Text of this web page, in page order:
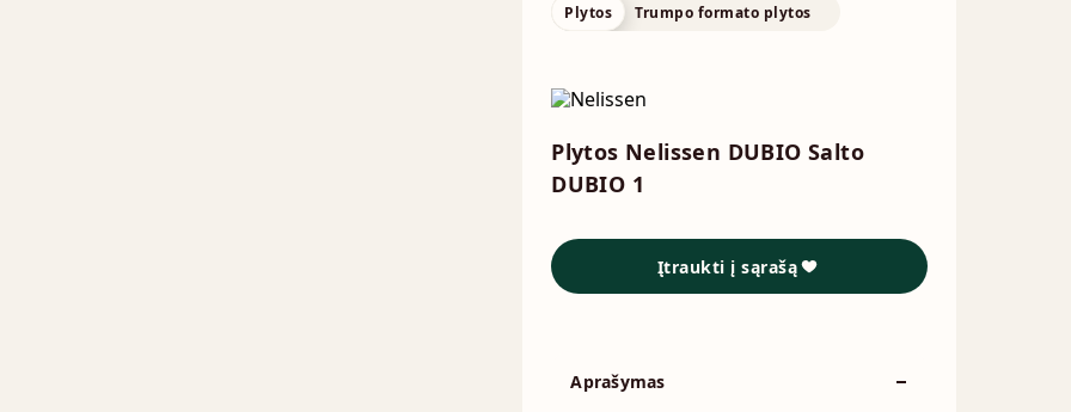
Plytos Trumpo formato plytos
Plytos Nelissen DUBIO Salto
DUBIO 1
Įtraukti į sąrašą
Aprašymas